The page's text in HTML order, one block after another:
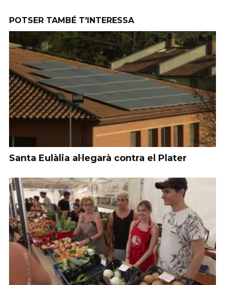
POTSER TAMBÉ T'INTERESSA
Santa Eulàlia al·legarà contra el Plater